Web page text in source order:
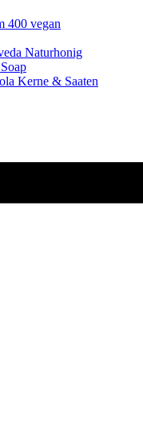
400 vegan
Naturhonig
Kerne & Saaten